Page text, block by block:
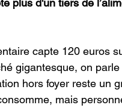
capte 120 euros
gigantesque, on
hors foyer reste un
mais